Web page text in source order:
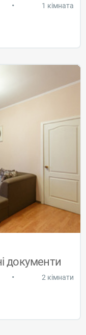
• 1 кімната
документи
• 2 кімнати